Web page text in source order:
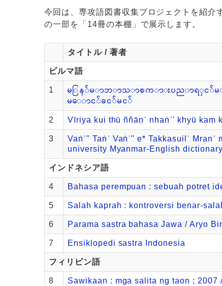
今回は、専攻語図書収集プロジェクトを紹
の一部を「14冊の本棚」で展示します。
タイトル / 著者
ビルマ語
1
မြန်မာဘာသာစကားပညာရှင်
မောင်ခင်မင်
2 Vīriya kui thū ññāṇʿ nhaṅʿʹ khyū kaṃ
3
Vaṅʿʺ Taṅʿ Vaṅʿʺ e* Takkasuilʿ
university Myanmar-English dictionary
インドネシア語
4 Bahasa perempuan : sebuah potret
5 Salah kaprah : kontroversi benar-
6 Parama sastra bahasa Jawa / Aryo
7 Ensiklopedi sastra Indonesia
フィリピン語
8
Sawikaan : mga salita ng taon ;